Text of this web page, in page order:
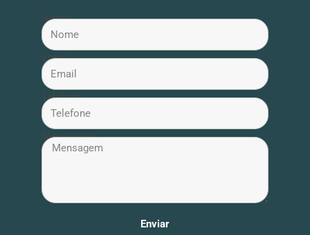
Nome
Email
Telefone
Mensagem
Enviar